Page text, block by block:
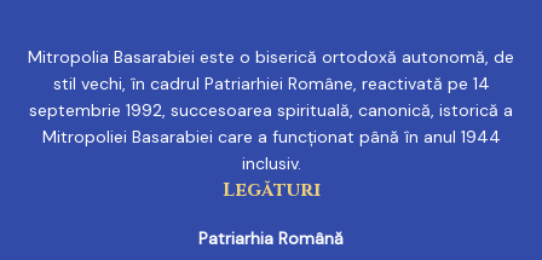
Mitropolia Basarabiei este o biserică ortodoxă autonomă, de
stil vechi, în cadrul Patriarhiei Române, reactivată pe 14
septembrie 1992, succesoarea spirituală, canonică, istorică a
Mitropoliei Basarabiei care a funcționat până în anul 1944
inclusiv.
Legături
Patriarhia Română